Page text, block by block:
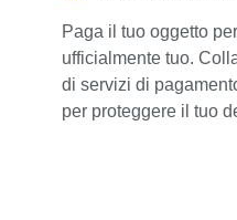
Paga il tuo oggetto
ufficialmente tuo.
di servizi di
per proteggere il tuo